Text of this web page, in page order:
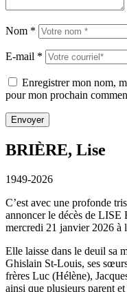
Nom *
E-mail *
Enregistrer mon nom,
pour mon prochain
BRIÈRE, Lise
1949-2026
C’est avec une profonde
annoncer le décès de
mercredi 21 janvier 2026 à
Elle laisse dans le deuil sa
Ghislain St-Louis, ses
frères Luc (Hélène),
ainsi que plusieurs parent et